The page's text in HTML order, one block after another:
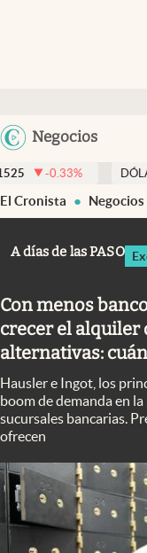
Negocios
Members
Economía y Política
Finanzas y Mercados
Columnistas
Otras secciones
Infotechnology
Clase
Clima
Mundial 2026
Eventos Corporativos
DÓLAR TARJETA $
El Cronista Negocios
A días de las PASO
Con menos
crecer el alquiler
alternativas:
Hausler e Ingot, los
boom de demanda en
sucursales bancarias.
ofrecen